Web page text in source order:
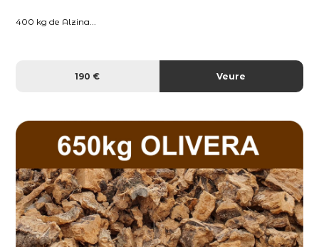
400 kg de Alzina...
190 € Veure